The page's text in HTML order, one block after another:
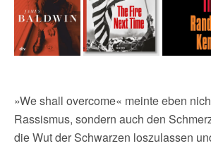
»We shall overcome« meinte eben
Rassismus, sondern auch den
die Wut der Schwarzen loszulassen